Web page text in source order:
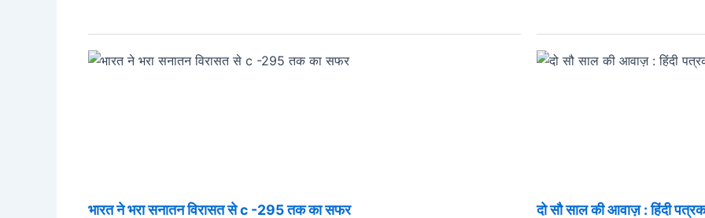
भारत ने भरा सनातन विरासत से c -295 तक का सफर दो सौ साल की आवाज़ : हिंदी